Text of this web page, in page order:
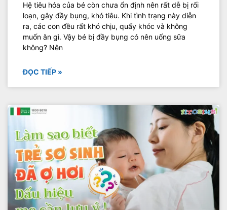
Hệ tiêu hóa của bé còn chưa ổn định nên rất dễ bị rối
loạn, gây đầy bụng, khó tiêu. Khi tình trạng này diễn
ra, các con đều rất khó chịu, quấy khóc và không
muốn ăn gì. Vậy bé bị đầy bụng có nên uống sữa
không? Nên
ĐỌC TIẾP »